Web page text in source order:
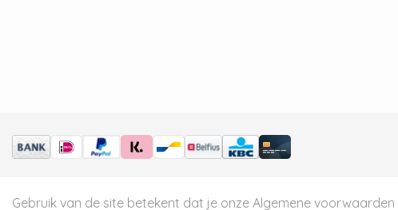
Gebruik van de site betekent dat je onze Algemene voorwaarden